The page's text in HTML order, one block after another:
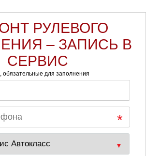
РУЛЕВОГО
– ЗАПИСЬ В
СЕРВИС
обязательные для заполнения